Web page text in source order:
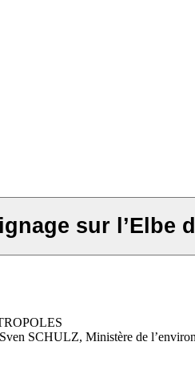
sur l’Elbe
SCHULZ, Ministère de